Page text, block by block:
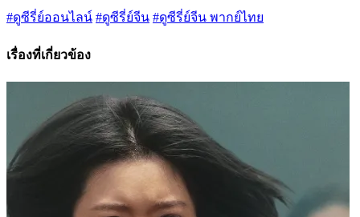
#ดูซีรี่ย์ออนไลน์ #ดูซีรี่ย์จีน #ดูซีรี่ย์จีน พากย์ไทย
เรื่องที่เกี่ยวข้อง